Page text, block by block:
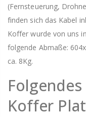
(Fernsteuerung,
finden sich das Kabel
Koffer wurde von uns
folgende Abmaße:
ca. 8Kg.
Koffer